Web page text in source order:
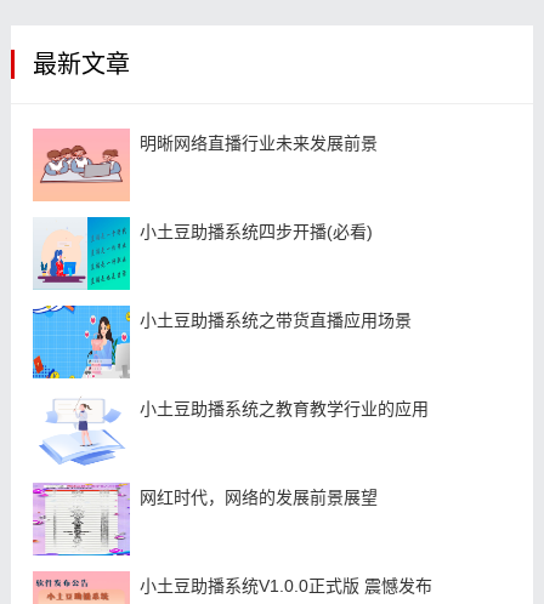
最新文章
明晰网络直播行业未来发展前景
小土豆助播系统四步开播(必看)
小土豆助播系统之带货直播应用场景
小土豆助播系统之教育教学行业的应用
网红时代，网络的发展前景展望
小土豆助播系统V1.0.0正式版 震憾发布